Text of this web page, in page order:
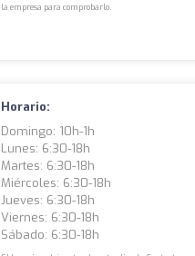
la empresa para comprobarlo.
Horario:
Domingo: 10h-1h
Lunes: 6:30-18h
Martes: 6:30-18h
Miércoles: 6:30-18h
Jueves: 6:30-18h
Viernes: 6:30-18h
Sábado: 6:30-18h